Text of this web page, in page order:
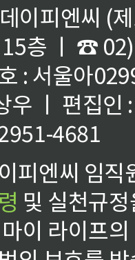
이피엔씨 (
15층 ㅣ ☎
: 서울아
우 ㅣ 편집인
4681
피엔씨 임
및 실천규
이 라이프